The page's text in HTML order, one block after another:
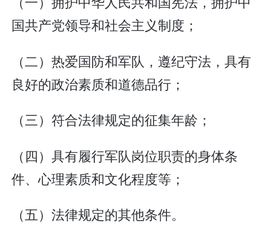
国共产党领导和社会主义制度；
（二）热爱国防和军队，遵纪守法，具有
良好的政治素质和道德品行；
（三）符合法律规定的征集年龄；
（四）具有履行军队岗位职责的身体条
件、心理素质和文化程度等；
（五）法律规定的其他条件。